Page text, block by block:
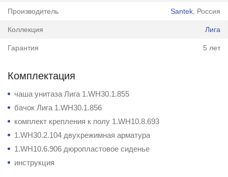
Производитель Santek , Россия
Коллекция Лига
Гарантия 5 лет
Комплектация
чаша унитаза Лига 1.WH30.1.855
бачок Лига 1.WH30.1.856
комплект крепления к полу 1.WH10.8.693
1.WH30.2.104 двухрежимная арматура
1.WH10.6.906 дюропластовое сиденье
инструкция